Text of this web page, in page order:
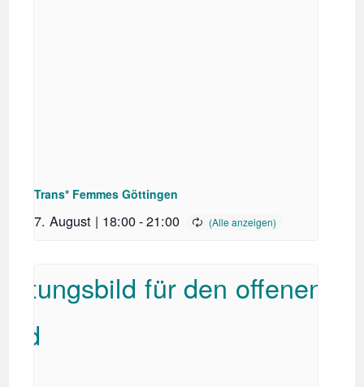
Trans* Femmes Göttingen
7. August | 18:00-21:00